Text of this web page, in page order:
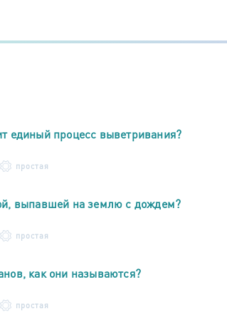
единый процесс выветривания?
простая
выпавшей на землю с дождем?
простая
как они называются?
простая